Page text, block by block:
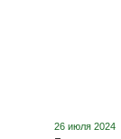
26 июля 2024